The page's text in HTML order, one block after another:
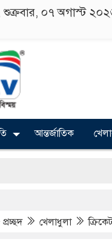
শুক্রবার, ০৭ অগাস্ট
আন্তর্জাতিক
প্রচ্ছদ খেলাধুলা